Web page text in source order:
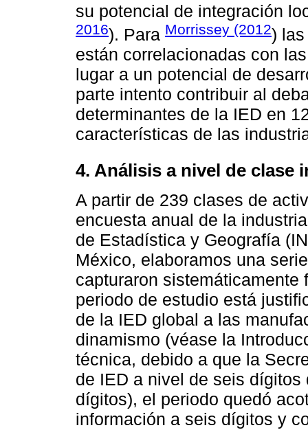
su potencial de integración
2016). Para Morrissey (2012)
están correlacionadas con
lugar a un potencial de
parte intento contribuir al
determinantes de la IED en
características de las
4. Análisis a nivel de clase
A partir de 239 clases de
encuesta anual de la
de Estadística y Geografía
México, elaboramos una
capturaron
periodo de estudio está
de la IED global a las
dinamismo (véase la
técnica, debido a que la
de IED a nivel de seis
dígitos), el periodo quedó
información a seis dígitos y